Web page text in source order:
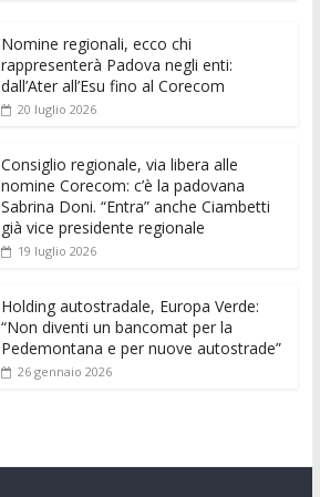
l s
A
p
p
ss
e
n
er
di
t
k
e
dI
di
vi
Nomine regionali, ecco chi
rappresenterà Padova negli enti:
dall’Ater all’Esu fino al Corecom
20 luglio 2026
Consiglio regionale, via libera alle
nomine Corecom: c’è la padovana
Sabrina Doni. “Entra” anche Ciambetti
già vice presidente regionale
19 luglio 2026
Holding autostradale, Europa Verde:
“Non diventi un bancomat per la
Pedemontana e per nuove autostrade”
26 gennaio 2026